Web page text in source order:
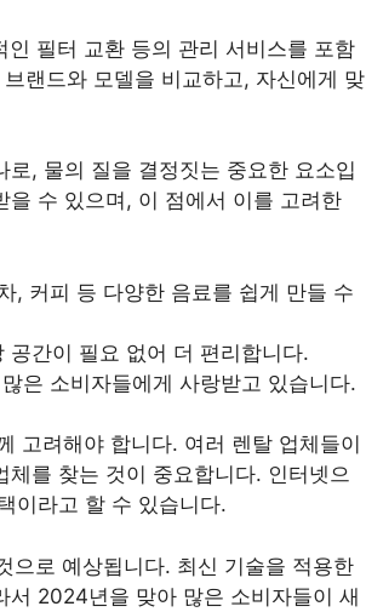
필터 교환 등의 관리 서비스를 포함
랜드와 모델을 비교하고, 자신에게 맞
로, 물의 질을 결정짓는 중요한 요소입
수 있으며, 이 점에서 이를 고려한
, 커피 등 다양한 음료를 쉽게 만들 수
간이 필요 없어 더 편리합니다.
은 소비자들에게 사랑받고 있습니다.
고려해야 합니다. 여러 렌탈 업체들이
를 찾는 것이 중요합니다. 인터넷으
이라고 할 수 있습니다.
으로 예상됩니다. 최신 기술을 적용한
서 2024년을 맞아 많은 소비자들이 새